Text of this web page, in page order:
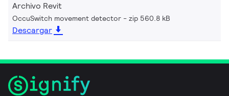
Archivo Revit
OccuSwitch movement detector zip 560.8 kB
Descargar